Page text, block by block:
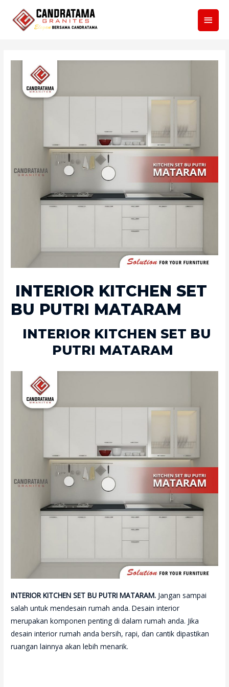
INTERIOR KITCHEN SET
BU PUTRI MATARAM
INTERIOR KITCHEN SET BU
PUTRI MATARAM
INTERIOR KITCHEN SET BU PUTRI MATARAM. Jangan sampai
salah untuk mendesain rumah anda. Desain interior
merupakan komponen penting di dalam rumah anda. Jika
desain interior rumah anda bersih, rapi, dan cantik dipastikan
ruangan lainnya akan lebih menarik.